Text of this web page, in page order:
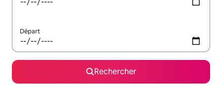
Départ
Rechercher